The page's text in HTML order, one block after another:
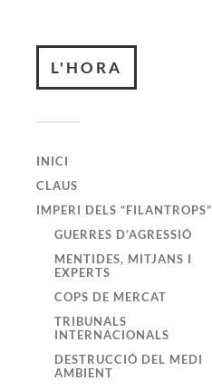
L'HORA
INICI
CLAUS
IMPERI DELS “FILANTROPS”
GUERRES D’AGRESSIÓ
MENTIDES, MITJANS I
EXPERTS
COPS DE MERCAT
TRIBUNALS
INTERNACIONALS
DESTRUCCIÓ DEL MEDI
AMBIENT